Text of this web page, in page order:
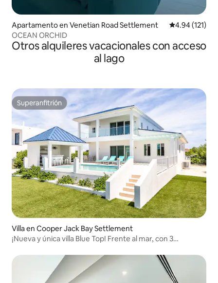
Apartamento en Venetian Road Settlement Calificación
4.94 (121)
OCEAN ORCHID
Otros alquileres vacacionales con acceso
al lago
Superanfitrión
Superanfitrión
Villa en Cooper Jack Bay Settlement
¡Nueva y única villa Blue Top! Frente al mar, con 3